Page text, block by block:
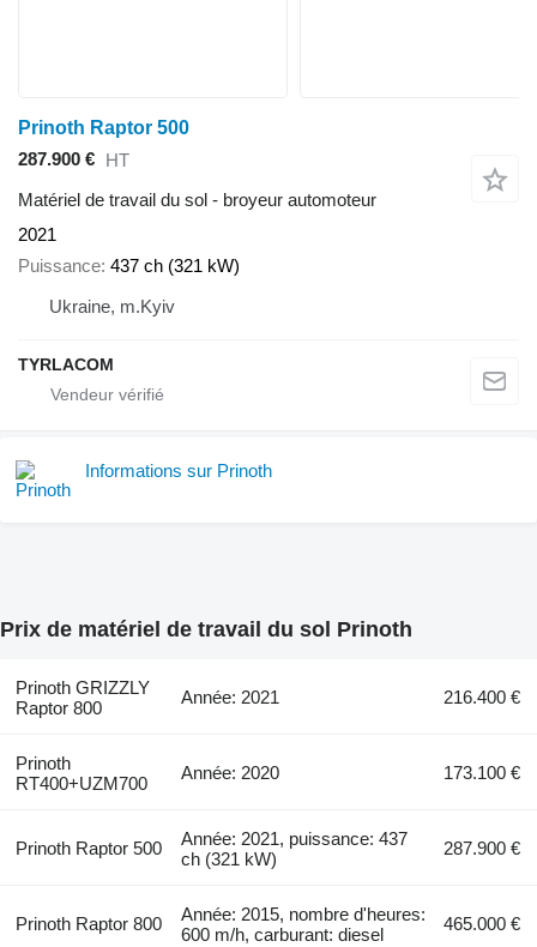
Prinoth Raptor 500
287.900 € HT
Matériel de travail du sol - broyeur automoteur
2021
Puissance 437 ch (321 kW)
Ukraine, m.Kyiv
TYRLACOM
Informations sur Prinoth
Prix de matériel de travail du sol Prinoth
Prinoth GRIZZLY
Raptor 800
Année: 2021 216.400 €
Prinoth
RT400+UZM700
Année: 2020 173.100 €
Prinoth Raptor 500
Année: 2021, puissance: 437
ch (321 kW)
287.900 €
Prinoth Raptor 800
Année: 2015, nombre d'heures:
600 m/h, carburant: diesel
465.000 €